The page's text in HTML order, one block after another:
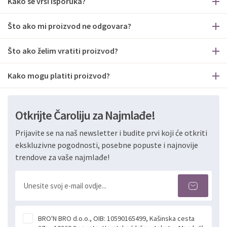
Što ako mi proizvod ne odgovara?
Što ako želim vratiti proizvod?
Kako mogu platiti proizvod?
Otkrijte Čaroliju za Najmlađe!
Prijavite se na naš newsletter i budite prvi koji će otkriti
ekskluzivne pogodnosti, posebne popuste i najnovije
trendove za vaše najmlađe!
BRO'N BRO d.o.o., OIB: 10590165499, Kašinska cesta